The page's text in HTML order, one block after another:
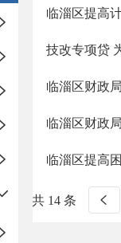
临淄区提高
技改专项贷
临淄区财政
临淄区财政
临淄区提高
共 14 条